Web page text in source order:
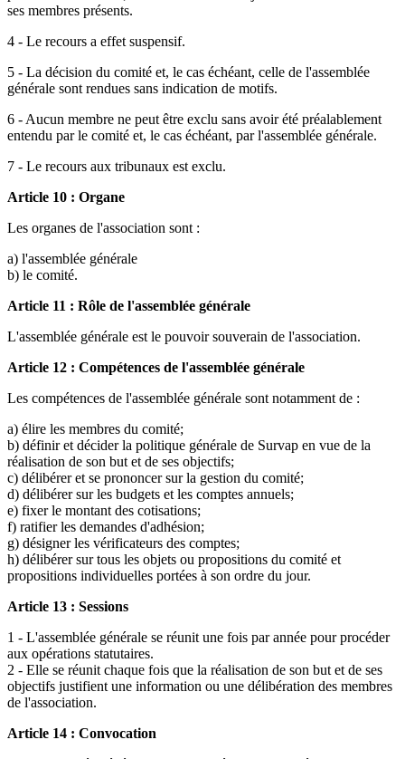
ses membres présents.
4 - Le recours a effet suspensif.
5 - La décision du comité et, le cas échéant, celle de l'assemblée
générale sont rendues sans indication de motifs.
6 - Aucun membre ne peut être exclu sans avoir été préalablement
entendu par le comité et, le cas échéant, par l'assemblée générale.
7 - Le recours aux tribunaux est exclu.
Article 10 : Organe
Les organes de l'association sont :
a) l'assemblée générale
b) le comité.
Article 11 : Rôle de l'assemblée générale
L'assemblée générale est le pouvoir souverain de l'association.
Article 12 : Compétences de l'assemblée générale
Les compétences de l'assemblée générale sont notamment de :
a) élire les membres du comité;
b) définir et décider la politique générale de Survap en vue de la
réalisation de son but et de ses objectifs;
c) délibérer et se prononcer sur la gestion du comité;
d) délibérer sur les budgets et les comptes annuels;
e) fixer le montant des cotisations;
f) ratifier les demandes d'adhésion;
g) désigner les vérificateurs des comptes;
h) délibérer sur tous les objets ou propositions du comité et
propositions individuelles portées à son ordre du jour.
Article 13 : Sessions
1 - L'assemblée générale se réunit une fois par année pour procéder
aux opérations statutaires.
2 - Elle se réunit chaque fois que la réalisation de son but et de ses
objectifs justifient une information ou une délibération des membres
de l'association.
Article 14 : Convocation